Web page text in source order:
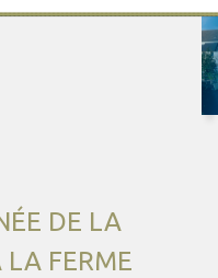
DE LA
LA FERME